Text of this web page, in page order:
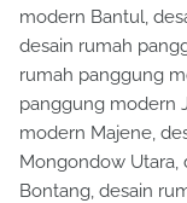
modern Bantul,
desain rumah
rumah panggung
panggung modern
modern Majene,
Mongondow
Bontang, desain